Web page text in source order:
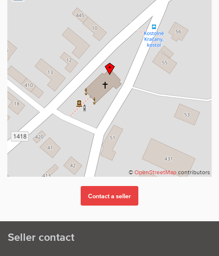
© OpenStreetMap contributors
Seller contact